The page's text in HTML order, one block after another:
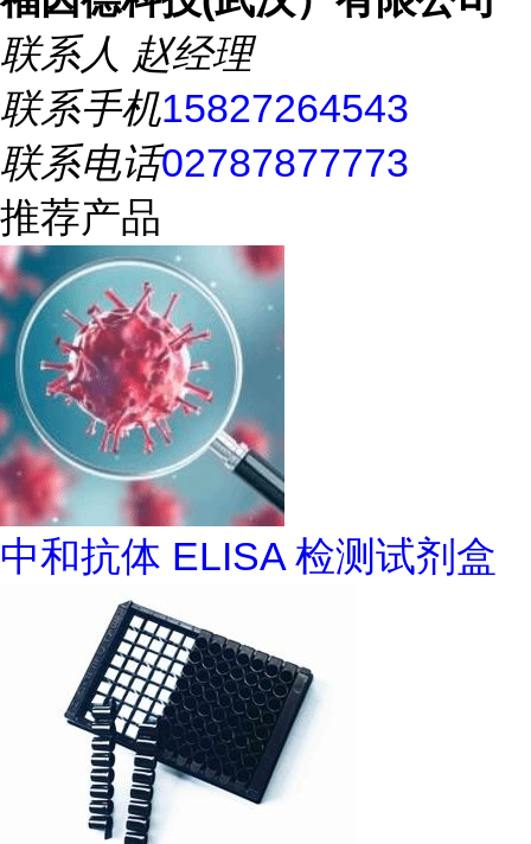
联系人 赵经理
联系手机15827264543
联系电话02787877773
推荐产品
中和抗体 ELISA 检测试剂盒